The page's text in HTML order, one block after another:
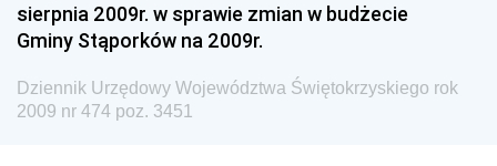
Dziennik Urzędowy Ministra Gospodarki Morskiej i
Żeglugi Śródlądowej
Dziennik Urzędowy Ministra Energii
Dziennik Urzędowy Ministra Finansów
sierpnia 2009r. w sprawie zmian w budżecie
Gminy Stąporków na 2009r.
Dziennik Urzędowy Województwa Świętokrzyskiego rok
2009 nr 474 poz. 3451